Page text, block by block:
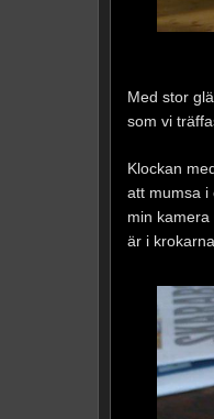
Med stor
som vi
Klockan
att mumsa i
min
är i